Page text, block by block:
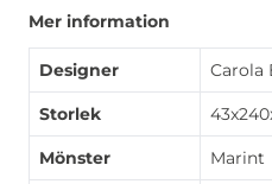
Mer information
Designer Carola
Storlek
Mönster Marint